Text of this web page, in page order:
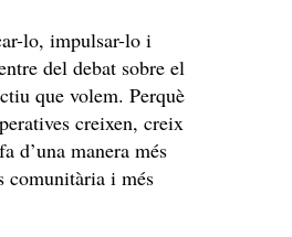
lo, impulsar-lo i
del debat sobre el
que volem. Perquè
creixen, creix
d’una manera més
comunitària i més